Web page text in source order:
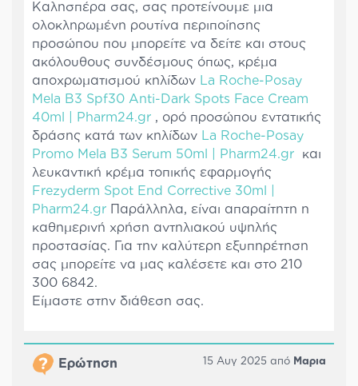
Καλησπέρα σας, σας προτείνουμε μια
ολοκληρωμένη ρουτίνα περιποίησης
προσώπου που μπορείτε να δείτε και στους
ακόλουθους συνδέσμους όπως, κρέμα
αποχρωματισμού κηλίδων La Roche-Posay
Mela B3 Spf30 Anti-Dark Spots Face Cream
40ml | Pharm24.gr , ορό προσώπου εντατικής
δράσης κατά των κηλίδων La Roche-Posay
Promo Mela B3 Serum 50ml | Pharm24.gr
και
λευκαντική κρέμα τοπικής εφαρμογής
Frezyderm Spot End Corrective 30ml |
Pharm24.gr Παράλληλα, είναι απαραίτητη η
καθημερινή χρήση αντηλιακού υψηλής
προστασίας. Για την καλύτερη εξυπηρέτηση
σας μπορείτε να μας καλέσετε και στο 210
300 6842.
Είμαστε στην διάθεση σας.
Ερώτηση 15 Αυγ 2025 από Μαρια